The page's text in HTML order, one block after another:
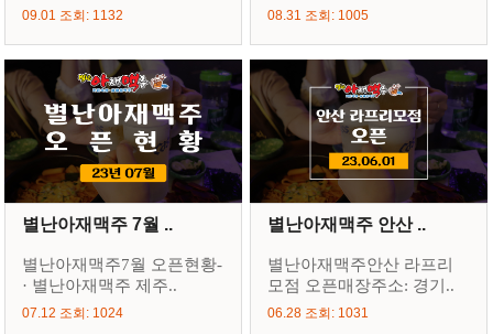
09.01 조회: 1132 08.31 조회: 1005
별난아재맥주 7월 ..
별난아재맥주7월 오픈현황-
· 별난아재맥주 제주..
07.12 조회: 1024
별난아재맥주 안산 ..
별난아재맥주안산 라프리
모점 오픈매장주소: 경기..
06.28 조회: 1031